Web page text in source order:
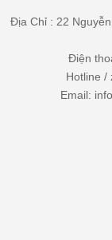
Địa Chỉ : 22
Điện
Hotline /
Email: